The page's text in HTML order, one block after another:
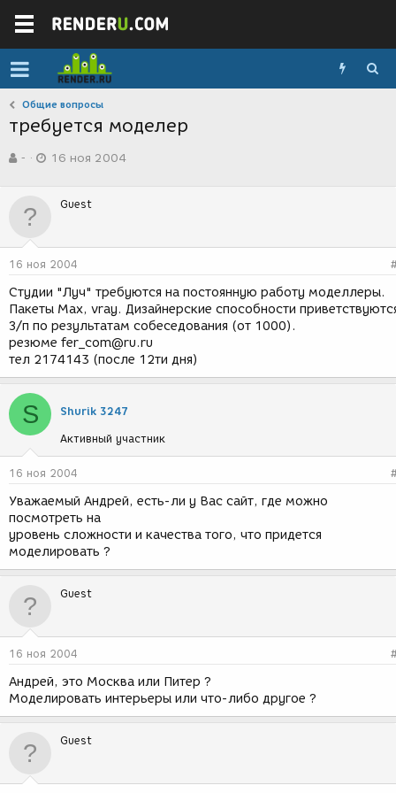
Общие вопросы
требуется моделер
в
р
м
-
а
д
н
и
я
16 ноя 2004
Guest
16 ноя 2004
Студии "Луч" требуются на постоянную работу моделлеры.
Пакеты Мах, vray. Дизайнерские способности
З/п по результатам собеседования (от 1000).
резюме fer_com@ru.ru
тел 2174143 (после 12ти дня)
S Shurik 3247
Активный участник
16 ноя 2004
Уважаемый Андрей, есть-ли у Вас сайт, где можно
посмотреть на
уровень сложности и качества того, что придется
моделировать ?
Guest
16 ноя 2004
Андрей, это Москва или Питер ?
Моделировать интерьеры или что-либо другое ?
Guest